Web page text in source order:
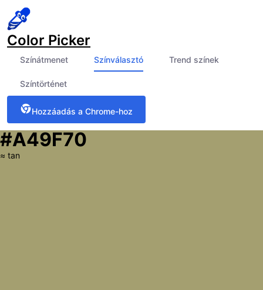
Color Picker
Színátmenet Színválasztó Trend színek
Színtörténet
Hozzáadás a Chrome-hoz
#A49F70
≈ tan